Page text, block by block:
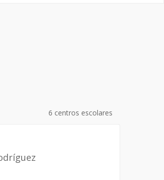
6 centros escolares